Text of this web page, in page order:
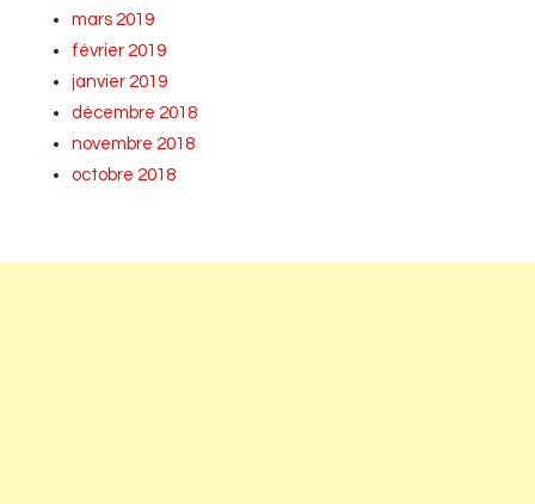
mars 2019
février 2019
janvier 2019
décembre 2018
novembre 2018
octobre 2018